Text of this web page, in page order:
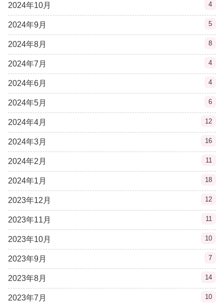
2024年10月 4
2024年9月 5
2024年8月 8
2024年7月 4
2024年6月 4
2024年5月 6
2024年4月 12
2024年3月 16
2024年2月 11
2024年1月 18
2023年12月 12
2023年11月 11
2023年10月 10
2023年9月 7
2023年8月 14
2023年7月 10